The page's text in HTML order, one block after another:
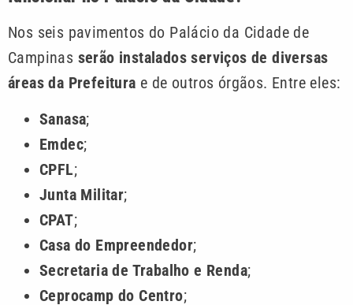
Nos seis pavimentos do Palácio da Cidade de
Campinas serão instalados serviços de diversas
áreas da Prefeitura e de outros órgãos. Entre eles:
Sanasa;
Emdec;
CPFL;
Junta Militar;
CPAT;
Casa do Empreendedor;
Secretaria de Trabalho e Renda;
Ceprocamp do Centro;